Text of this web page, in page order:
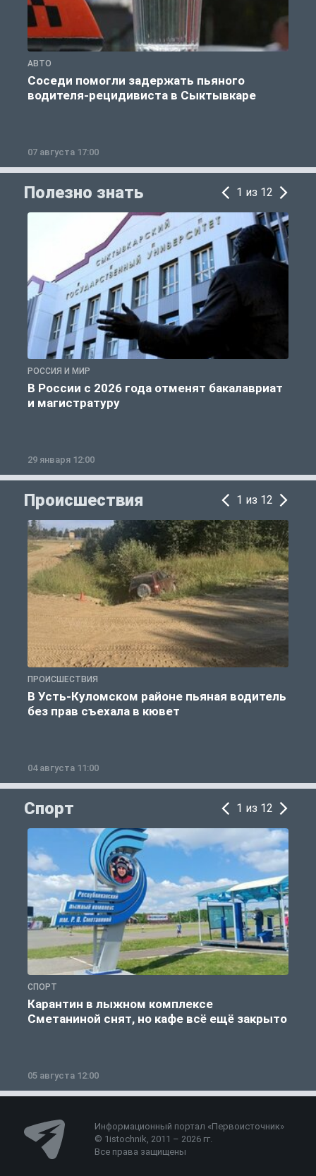
АВТО
Соседи помогли задержать пьяного
водителя-рецидивиста в Сыктывкаре
07 августа 17:00
Полезно знать 1 из 12
РОССИЯ И МИР
В России с 2026 года отменят бакалавриат
и магистратуру
29 января 12:00
Происшествия 1 из 12
ПРОИСШЕСТВИЯ
В Усть-Куломском районе пьяная водитель
без прав съехала в кювет
04 августа 11:00
Спорт 1 из 12
СПОРТ
Карантин в лыжном комплексе
Сметаниной снят, но кафе всё ещё закрыто
05 августа 12:00
Информационный портал «Первоисточник»
© 1istochnik, 2011 – 2026 гг.
Все права защищены